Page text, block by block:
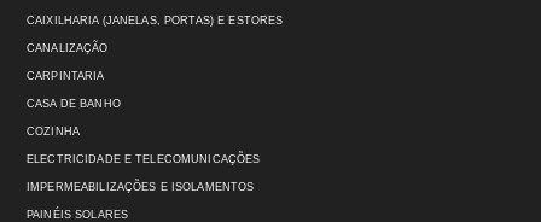
CAIXILHARIA (JANELAS, PORTAS) E ESTORES
CANALIZAÇÃO
CARPINTARIA
CASA DE BANHO
COZINHA
ELECTRICIDADE E TELECOMUNICAÇÕES
IMPERMEABILIZAÇÕES E ISOLAMENTOS
PAINÉIS SOLARES